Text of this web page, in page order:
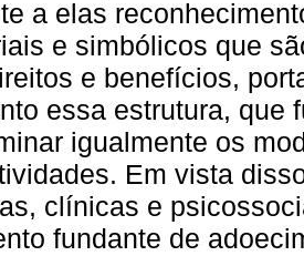
a elas
e simbólicos que
e benefícios,
essa estrutura, que
igualmente os
Em vista
clínicas e
fundante de